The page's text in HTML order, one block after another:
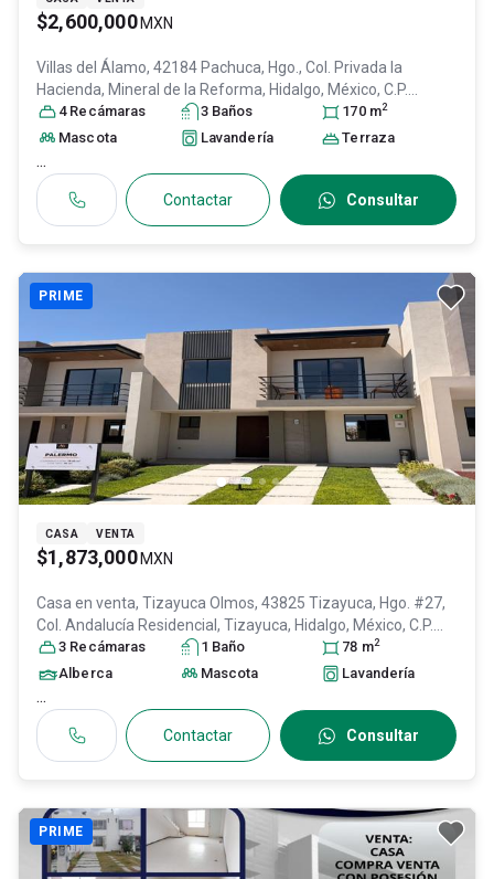
$2,600,000 MXN
Villas del Álamo, 42184 Pachuca, Hgo., Col. Privada la
Hacienda, Mineral de la Reforma, Hidalgo, México, C.P.
42184, ID:31110722
4 Recámaras 3 Baños 170 m2
Mascota Lavandería Terraza
...
Contactar Consultar
PRIME
CASA VENTA
$1,873,000 MXN
Casa en venta, Tizayuca Olmos, 43825 Tizayuca, Hgo. #27,
Col. Andalucía Residencial, Tizayuca, Hidalgo, México, C.P.
43825, ID:28823237
3 Recámaras 1 Baño 78 m2
Alberca Mascota Lavandería
...
Contactar Consultar
PRIME